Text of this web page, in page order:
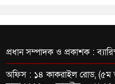
প্রধান সম্পাদক ও প্রকাশক :
অফিস : ১৪ কাকরাইল রোড, (৫ম